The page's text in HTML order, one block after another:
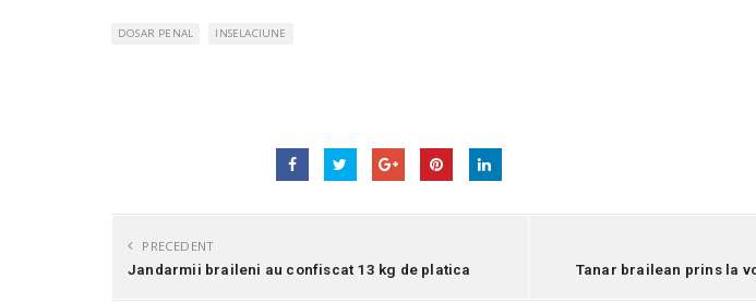
DOSAR PENAL INSELACIUNE
PRECEDENT
Jandarmii braileni au confiscat 13 kg de platica Tanar brailean prins la